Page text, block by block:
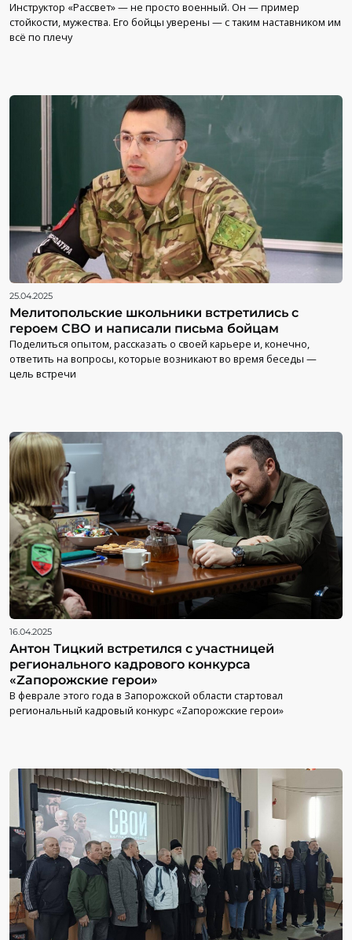
Инструктор «Рассвет» — не просто военный. Он — пример
стойкости, мужества. Его бойцы уверены — с таким наставником им
всё по плечу
25.04.2025
Мелитопольские школьники встретились с
героем СВО и написали письма бойцам
Поделиться опытом, рассказать о своей карьере и, конечно,
ответить на вопросы, которые возникают во время беседы —
цель встречи
16.04.2025
Антон Тицкий встретился с участницей
регионального кадрового конкурса
«Zапорожские герои»
В феврале этого года в Запорожской области стартовал
региональный кадровый конкурс «Zапорожские герои»